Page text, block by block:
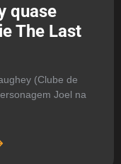
quase
The Last
(Clube de
Joel na